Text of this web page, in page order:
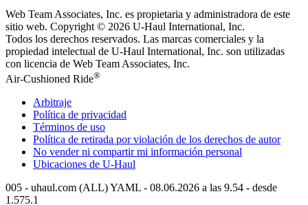
Web Team Associates, Inc. es propietaria y administradora de este
sitio web. Copyright © 2026 U-Haul International, Inc.
Todos los derechos reservados. Las marcas comerciales y la
propiedad intelectual de U-Haul International, Inc. son utilizadas
con licencia de Web Team Associates, Inc.
Air-Cushioned Ride®
Arbitraje
Política de privacidad
Términos de uso
Política de retirada por violación de los derechos de autor
No vender ni compartir mi información personal
Ubicaciones de U-Haul
005 - uhaul.com (ALL) YAML - 08.06.2026 a las 9.54 - desde
1.575.1